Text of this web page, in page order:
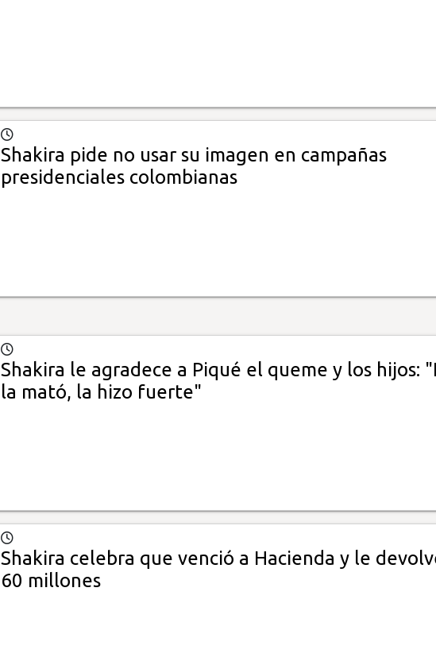
Shakira pide no usar su imagen en campañas
presidenciales colombianas
Shakira le agradece a Piqué el queme y los hijos:
la mató, la hizo fuerte"
Shakira celebra que venció a Hacienda y le
60 millones